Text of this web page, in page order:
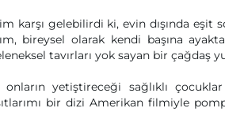
karşı gelebilirdi ki, evin dışında eşit
bireysel olarak kendi başına
tavırları yok sayan bir çağdaş
yetiştireceği sağlıklı
bir dizi Amerikan filmiyle